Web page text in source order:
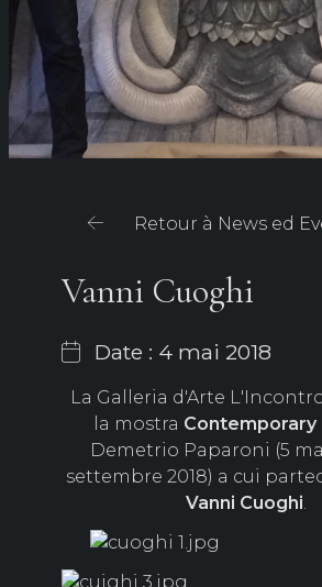
Retour à News ed
Vanni Cuoghi
Date : 4 mai 2018
La Galleria d'Arte
la mostra Contemporary
Demetrio Paparoni (5
settembre 2018) a cui
Vanni Cuoghi